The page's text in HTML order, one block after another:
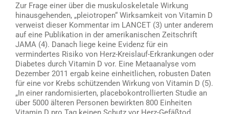
Zur Frage einer über die muskuloskeletale Wirkung
hinausgehenden, „pleiotropen“ Wirksamkeit von Vitamin D
verweist dieser Kommentar im LANCET (3) unter anderem
auf eine Publikation in der amerikanischen Zeitschrift
JAMA (4). Danach liege keine Evidenz für ein
vermindertes Risiko von Herz-Kreislauf-Erkrankungen oder
Diabetes durch Vitamin D vor. Eine Metaanalyse vom
Dezember 2011 ergab keine einheitlichen, robusten Daten
für eine vor Krebs schützenden Wirkung von Vitamin D (5).
„In einer randomisierten, placebokontrollierten Studie an
über 5000 älteren Personen bewirkten 800 Einheiten